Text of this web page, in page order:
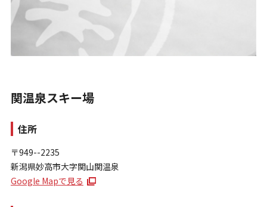
新規会員登録
ログイン
お問い合わせ
関温泉スキー場
住所
〒949--2235
新潟県妙高市大字関山関温泉
Google Mapで見る